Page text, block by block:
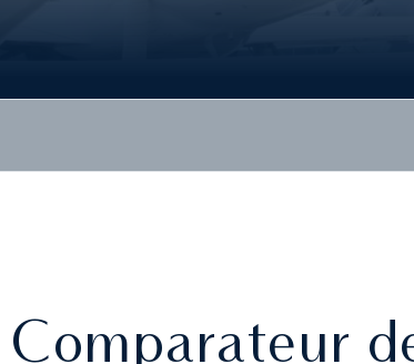
Comparateur